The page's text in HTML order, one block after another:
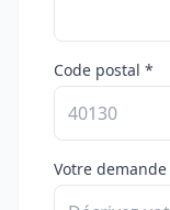
Code postal *
Votre demande